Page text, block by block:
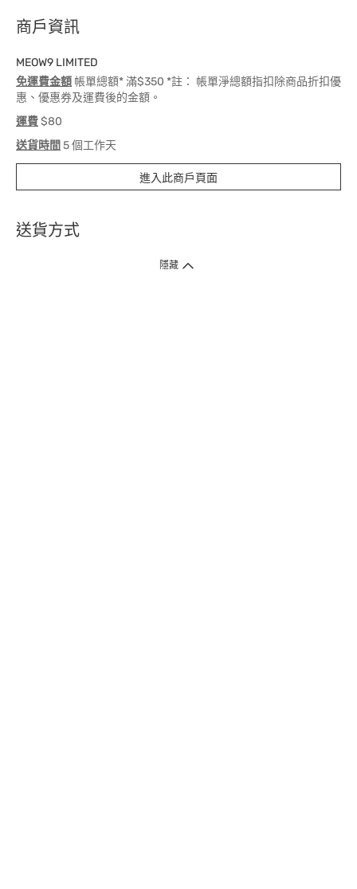
商戶資訊
MEOW9 LIMITED
免運費金額 帳單總額* 滿$350 *註： 帳單淨總額指扣除商品折扣優
惠、優惠券及運費後的金額。
運費$80
送貨時間 5 個工作天
進入此商戶頁面
送貨方式
1. 送貨到府（受衛生署條例規管產品除外 ）
隱藏